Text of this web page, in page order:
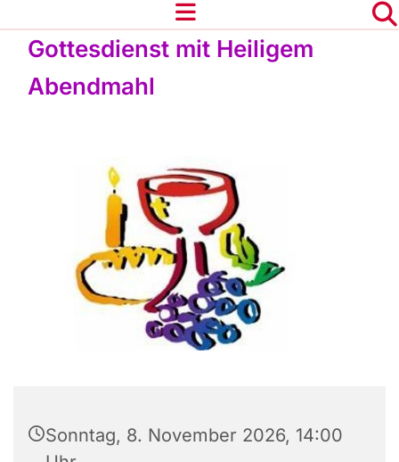
Gottesdienst mit Heiligem
Abendmahl
Sonntag, 8. November 2026, 14:00